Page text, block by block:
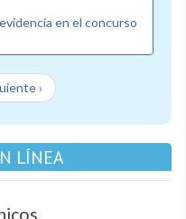
en el concurso
›
LÍNEA